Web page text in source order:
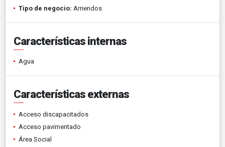
Tipo de negocio: Arriendos
Características internas
Agua
Características externas
Acceso discapacitados
Acceso pavimentado
Área Social